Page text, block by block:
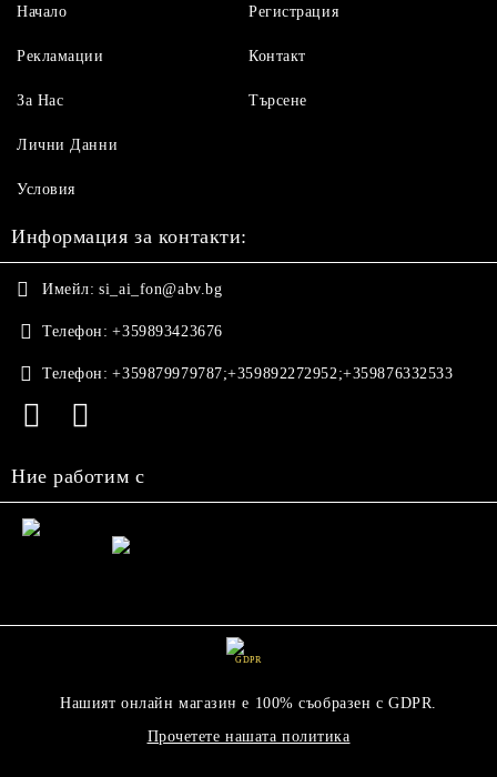
Начало
Рекламации
За Нас
Регистрация
Контакт
Търсене
Лични Данни
Условия
Информация за контакти:
Имейл: si_ai_fon@abv.bg
Телефон: +359893423676
Телефон: +359879979787;+359892272952;+359876332533
Ние работим с
GDPR
Нашият онлайн магазин е 100% съобразен с GDPR.
Прочетете нашата политика